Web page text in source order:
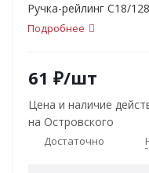
Ручка-рейлинг С18/
Подробнее
61 ₽/шт
Цена и наличие
на Островского
Достаточно